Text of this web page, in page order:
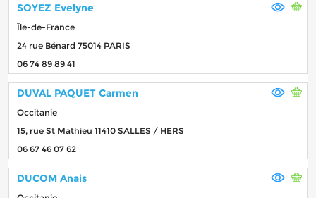
SOYEZ Evelyne
Île-de-France
24 rue Bénard 75014 PARIS
06 74 89 89 41
DUVAL PAQUET Carmen
Occitanie
15, rue St Mathieu 11410 SALLES / HERS
06 67 46 07 62
DUCOM Anais